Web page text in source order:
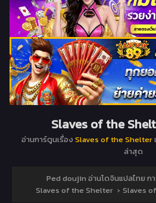
Slaves of the
อ่านการ์ตูนเรื่อง Slaves of the Shelter
ล่าสุด
Ped doujin อ่านโดจินแปลไทย กา
Slaves of the Shelter › Slaves